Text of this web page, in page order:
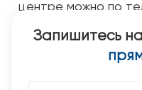
центре можно по
Запишитесь